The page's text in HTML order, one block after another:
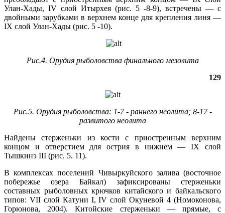
Улан-Хады, IV слой Итырхея (рис. 5 -8-9), встречены — с
двойными зарубками в верхнем конце для крепления линя —
IX слой Улан-Хады (рис. 5 -10).
Риc.4. Орудия рыболовства финального мезолита
129
Рис.5. Орудия рыболовства: 1-7 ‑ раннего неолита; 8-17 ‑
развитого неолита
Найдены стерженьки из кости с приостренным верхним
концом и отверстием для острия в нижнем — IX слой
Тышкинэ III (рис. 5. 11).
В комплексах поселений Чивыркуйского залива (восточное
побережье озера Байкал) зафиксированы стерженьки
составных рыболовных крючков китайского и байкальского
типов: VII слой Катуни I, IV слой Окуневой 4 (Номоконова,
Горюнова, 2004). Китойские стерженьки — прямые, с